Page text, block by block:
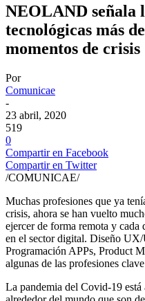
NEOLAND señala
tecnológicas más
momentos de crisis
Por
Comunicae
-
23 abril, 2020
519
0
Compartir en Facebook
Compartir en Twitter
/COMUNICAE/
Muchas profesiones que ya
crisis, ahora se han vuelto
ejercer de forma remota y cada
en el sector digital. Diseño
Programación APPs, Product
algunas de las profesiones
La pandemia del Covid-19 está